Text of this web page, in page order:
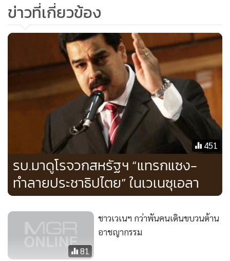
กรุงเทพมหานคร
ยูเครน
ข้อเรียกร้องของผู้ชุมนุมคืออะไร?
ยุโรปกับรัสเซีย ฝ่ายใดมีความเข้มแข็งทางเศรษฐกิจมากกว่ากัน?
นี่คือคำถามสำคัญซึ่งเป็นต้นเหตุของการประท้วงไล่รัฐบาลยูเครน
ในเวลานี้ ฝ่ายผู้ประท้วงนั้นต้องการให้รัฐบาลถอยห่างจากรัสเซีย
และหันไปทำข้อตกลงความร่วมมือด้านการค้าและการเมืองกับ
เลือกที่จะเข้าข้างอดีตนายเก่ายุคสหภาพโซเวียต
ข่าวที่เกี่ยวข้อง
451
รบ.มาดูโรจวกสหรัฐฯ “แทรกแซง-
ทำลายประชาธิปไตย” ในเวเนซุเอลา
81
ชาวเวเนฯ กว่าพันคนเดินขบวนต้าน
อาชญากรรม